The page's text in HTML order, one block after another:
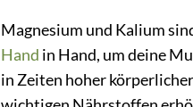
Magnesium und Kalium
Hand in Hand, um deine
in Zeiten hoher